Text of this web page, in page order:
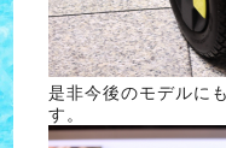
是非今後のモデルに
す。